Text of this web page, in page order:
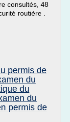
consultés, 48
routière .
permis de
du
du
du
permis de